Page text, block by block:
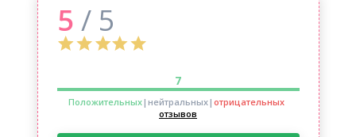
5 / 5
7
Положительных|нейтральных| отрицательных
отзывов